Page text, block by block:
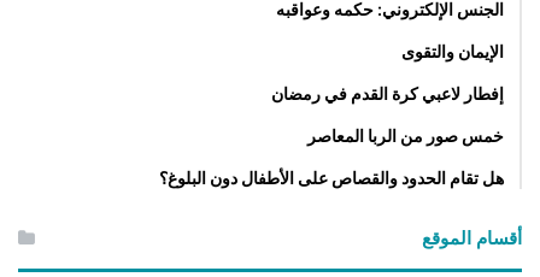
الجنس الإلكتروني: حكمه وعواقبه
الإيمان والتقوى
إفطار لاعبي كرة القدم في رمضان
خمس صور من الربا المعاصر
هل تقام الحدود والقصاص على الأطفال دون البلوغ؟
أقسام الموقع